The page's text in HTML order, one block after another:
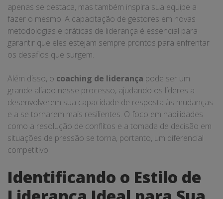
apenas se destaca, mas também inspira sua equipe a
fazer o mesmo. A capacitação de gestores em novas
metodologias e práticas de liderança é essencial para
garantir que eles estejam sempre prontos para enfrentar
os desafios que surgem.
Além disso, o coaching de liderança pode ser um
grande aliado nesse processo, ajudando os líderes a
desenvolverem sua capacidade de resposta às mudanças
e a se tornarem mais resilientes. O foco em habilidades
como a resolução de conflitos e a tomada de decisão em
situações de pressão se torna, portanto, um diferencial
competitivo.
Identificando o Estilo de